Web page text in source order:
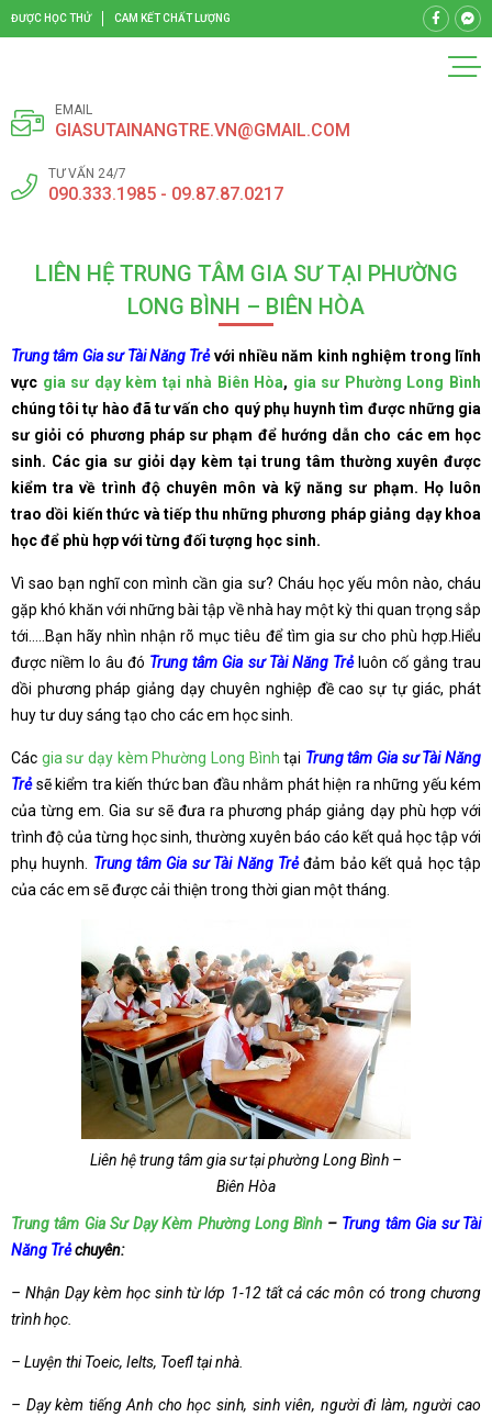
ĐƯỢC HỌC THỬ CAM KẾT CHẤT LƯỢNG
EMAIL
GIASUTAINANGTRE.VN@GMAIL.COM
TƯ VẤN 24/7
090.333.1985 - 09.87.87.0217
LIÊN HỆ TRUNG TÂM GIA SƯ TẠI PHƯỜNG
LONG BÌNH – BIÊN HÒA
Trung tâm Gia sư Tài Năng Trẻvới nhiều năm kinh nghiệm trong lĩnh
vực gia sư dạy kèm tại nhà Biên Hòa, gia sư Phường Long Bình
chúng tôi tự hào đã tư vấn cho quý phụ huynh tìm được những gia
sư giỏi có phương pháp sư phạm để hướng dẫn cho các em học
sinh. Các gia sư giỏi dạy kèm tại trung tâm thường xuyên được
kiểm tra về trình độ chuyên môn và kỹ năng sư phạm. Họ luôn
trao dồi kiến thức và tiếp thu những phương pháp giảng dạy khoa
học để phù hợp với từng đối tượng học sinh.
Vì sao bạn nghĩ con mình cần gia sư? Cháu học yếu môn nào, cháu
gặp khó khăn với những bài tập về nhà hay một kỳ thi quan trọng sắp
tới…..Bạn hãy nhìn nhận rõ mục tiêu để tìm gia sư cho phù hợp.Hiểu
được niềm lo âu đó Trung tâm Gia sư Tài Năng Trẻluôn cố gắng trau
dồi phương pháp giảng dạy chuyên nghiệp đề cao sự tự giác, phát
huy tư duy sáng tạo cho các em học sinh.
Các gia sư dạy kèm Phường Long Bình tại Trung tâm Gia sư Tài Năng
Trẻ sẽ kiểm tra kiến thức ban đầu nhằm phát hiện ra những yếu kém
của từng em. Gia sư sẽ đưa ra phương pháp giảng dạy phù hợp với
trình độ của từng học sinh, thường xuyên báo cáo kết quả học tập với
phụ huynh. Trung tâm Gia sư Tài Năng Trẻđảm bảo kết quả học tập
của các em sẽ được cải thiện trong thời gian một tháng.
Liên hệ trung tâm gia sư tại phường Long Bình –
Biên Hòa
Trung tâm Gia Sư Dạy Kèm Phường Long Bình– Trung tâm Gia sư Tài
Năng Trẻchuyên:
– Nhận Dạy kèm học sinh từ lớp 1-12 tất cả các môn có trong chương
trình học.
– Luyện thi Toeic, Ielts, Toefl tại nhà.
– Dạy kèm tiếng Anh cho học sinh, sinh viên, người đi làm, người cao